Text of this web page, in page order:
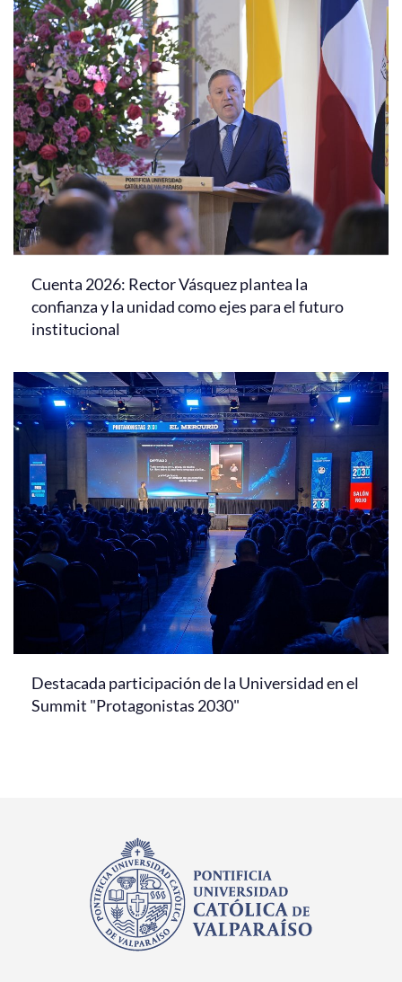
Cuenta 2026: Rector Vásquez plantea la
confianza y la unidad como ejes para el futuro
institucional
Destacada participación de la Universidad en el
Summit "Protagonistas 2030"